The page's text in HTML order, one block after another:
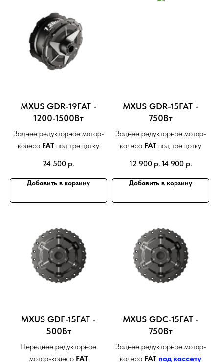
MXUS GDR-19FAT -
1200-1500Вт
Заднее редукторное мотор-
колесо FAT под трещотку
24 500 р.
Добавить в корзину
MXUS GDR-15FAT -
750Вт
Заднее редукторное мотор-
колесо FAT под трещотку
12 900 р.14 900 р.
Добавить в корзину
MXUS GDF-15FAT -
500Вт
Переднее редукторное
мотор-колесо FAT
MXUS GDС-15FAT -
750Вт
Заднее редукторное мотор-
колесо FAT под кассету